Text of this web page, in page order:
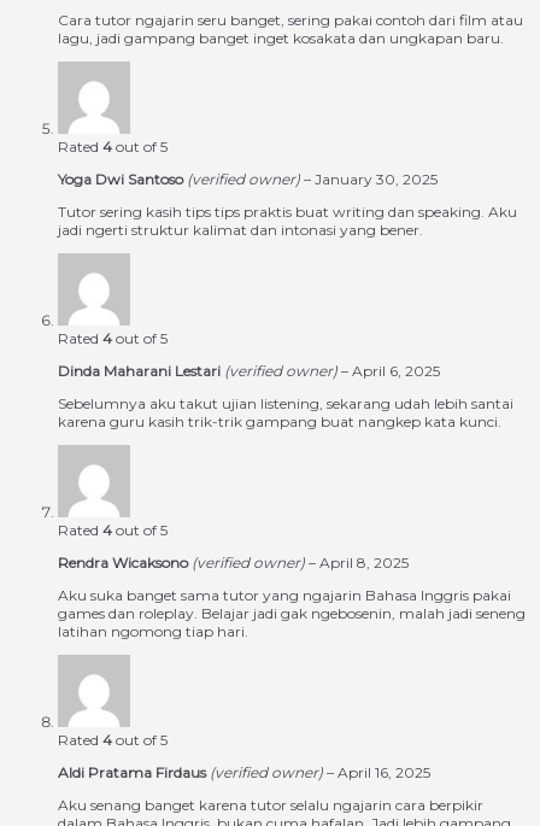
Cara tutor ngajarin seru banget, sering pakai contoh dari film atau
lagu, jadi gampang banget inget kosakata dan ungkapan baru.
Rated 4 out of 5
Yoga Dwi Santoso (verified owner) – January 30, 2025
Tutor sering kasih tips tips praktis buat writing dan speaking. Aku
jadi ngerti struktur kalimat dan intonasi yang bener.
Rated 4 out of 5
Dinda Maharani Lestari (verified owner) – April 6, 2025
Sebelumnya aku takut ujian listening, sekarang udah lebih santai
karena guru kasih trik-trik gampang buat nangkep kata kunci.
Rated 4 out of 5
Rendra Wicaksono (verified owner) – April 8, 2025
Aku suka banget sama tutor yang ngajarin Bahasa Inggris pakai
games dan roleplay. Belajar jadi gak ngebosenin, malah jadi seneng
latihan ngomong tiap hari.
Rated 4 out of 5
Aldi Pratama Firdaus (verified owner) – April 16, 2025
Aku senang banget karena tutor selalu ngajarin cara berpikir